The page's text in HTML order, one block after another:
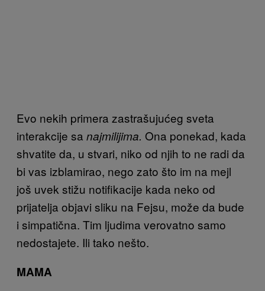
Evo nekih primera zastrašujućeg sveta
interakcije sa najmilijima. Ona ponekad, kada
shvatite da, u stvari, niko od njih to ne radi da
bi vas izblamirao, nego zato što im na mejl
još uvek stižu notifikacije kada neko od
prijatelja objavi sliku na Fejsu, može da bude
i simpatična. Tim ljudima verovatno samo
nedostajete. Ili tako nešto.
MAMA